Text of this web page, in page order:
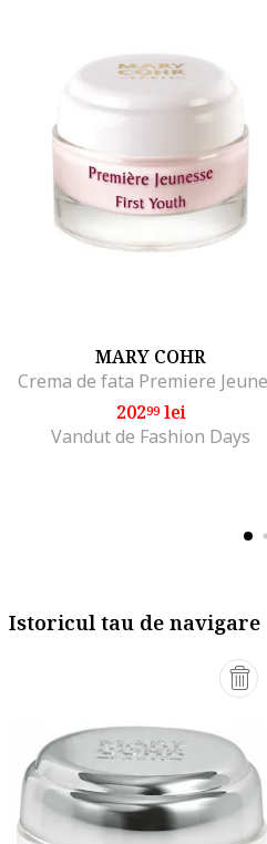
MARY COHR
20299lei
Vandut de Fashion Days
Istoricul tau de navigare